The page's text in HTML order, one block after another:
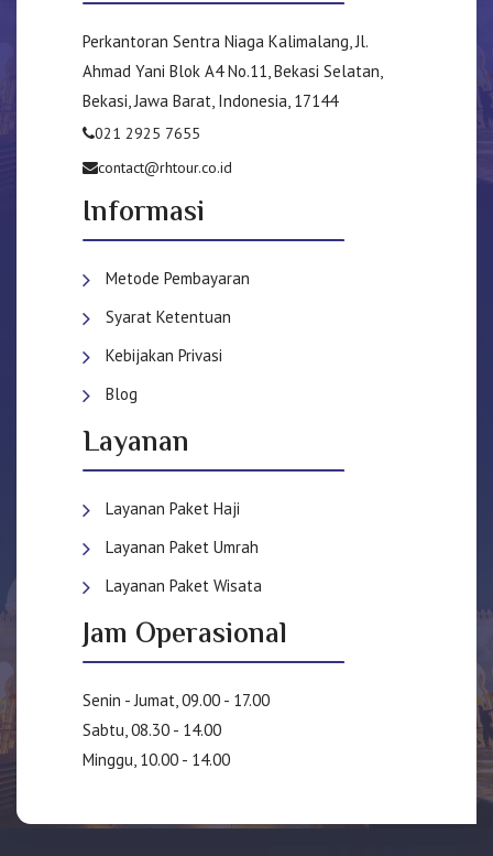
Perkantoran Sentra Niaga Kalimalang, Jl.
Ahmad Yani Blok A4 No.11, Bekasi Selatan,
Bekasi, Jawa Barat, Indonesia, 17144
021 2925 7655
contact@rhtour.co.id
Informasi
Metode Pembayaran
Syarat Ketentuan
Kebijakan Privasi
Blog
Layanan
Layanan Paket Haji
Layanan Paket Umrah
Layanan Paket Wisata
Jam Operasional
Senin - Jumat, 09.00 - 17.00
Sabtu, 08.30 - 14.00
Minggu, 10.00 - 14.00